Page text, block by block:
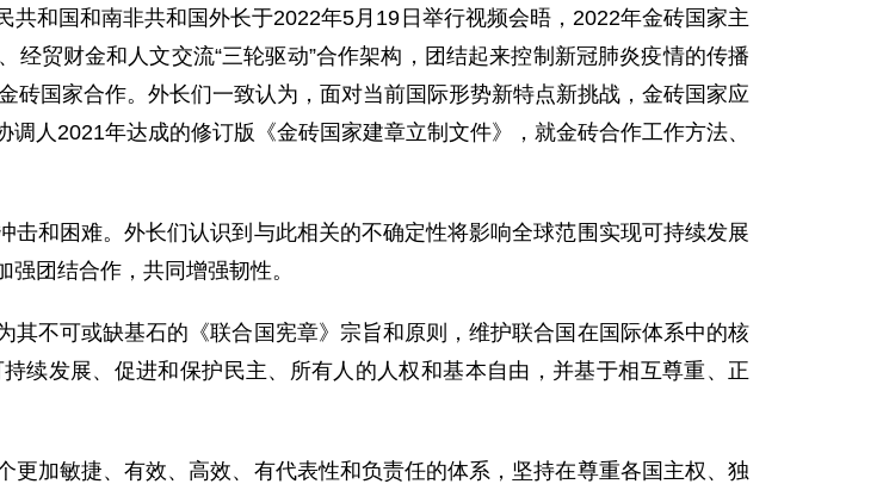
和国和南非共和国外长于2022年5月19日举行视频会晤，2022年金砖国家主
贸财金和人文交流“三轮驱动”合作架构，团结起来控制新冠肺炎疫情的传播
砖国家合作。外长们一致认为，面对当前国际形势新特点新挑战，金砖国家应
人2021年达成的修订版《金砖国家建章立制文件》，就金砖合作工作方法、
和困难。外长们认识到与此相关的不确定性将影响全球范围实现可持续发展
团结合作，共同增强韧性。
不可或缺基石的《联合国宪章》宗旨和原则，维护联合国在国际体系中的核
续发展、促进和保护民主、所有人的人权和基本自由，并基于相互尊重、正
更加敏捷、有效、高效、有代表性和负责任的体系，坚持在尊重各国主权、独